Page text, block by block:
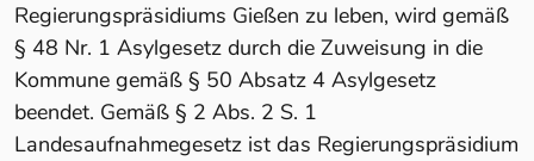
Regierungspräsidiums Gießen zu leben, wird gemäß
§ 48 Nr. 1 Asylgesetz durch die Zuweisung in die
Kommune gemäß § 50 Absatz 4 Asylgesetz
beendet. Gemäß § 2 Abs. 2 S. 1
Landesaufnahmegesetz ist das Regierungspräsidium